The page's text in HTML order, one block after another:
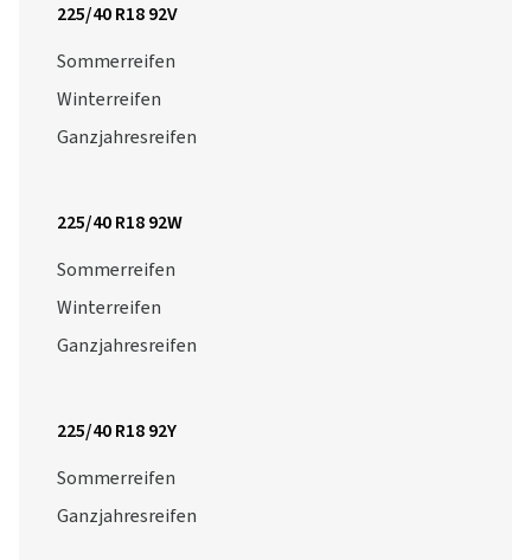
225/40 R18 92V
Sommerreifen
Winterreifen
Ganzjahresreifen
225/40 R18 92W
Sommerreifen
Winterreifen
Ganzjahresreifen
225/40 R18 92Y
Sommerreifen
Ganzjahresreifen